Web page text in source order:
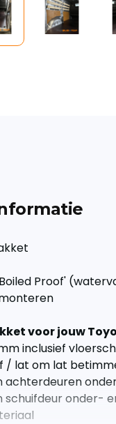
Proof'
voor jouw
inclusief
lat om lat
achterdeuren
schuifdeur onder-